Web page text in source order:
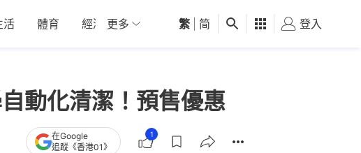
活 體育 經濟 01深圳 觀點 健康 好食玩飛
更多 繁 简 登入
動化清潔！預售優惠
在Google
追蹤《香港01》
1